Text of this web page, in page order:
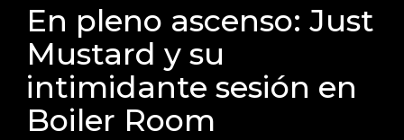
En pleno ascenso: Just
Mustard y su
intimidante sesión en
Boiler Room